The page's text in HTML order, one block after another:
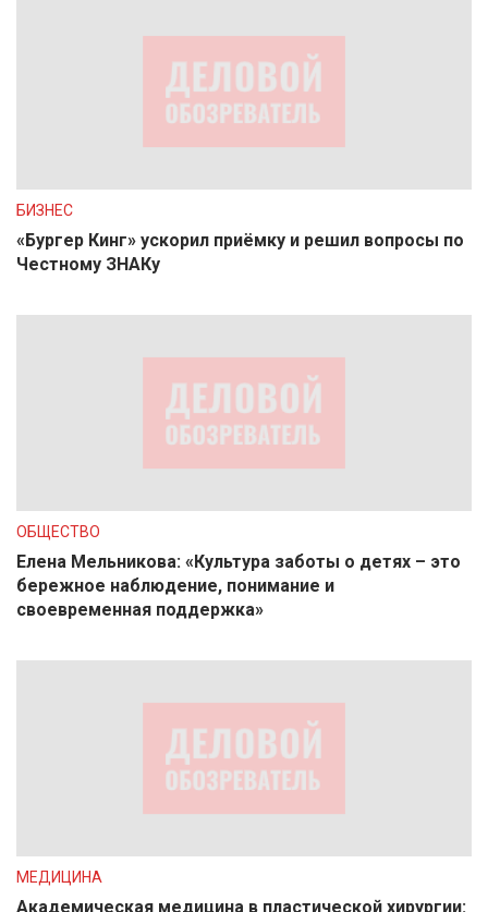
БИЗНЕС
«Бургер Кинг» ускорил приёмку и решил вопросы по
Честному ЗНАКу
ОБЩЕСТВО
Елена Мельникова: «Культура заботы о детях – это
бережное наблюдение, понимание и
своевременная поддержка»
МЕДИЦИНА
Академическая медицина в пластической хирургии: